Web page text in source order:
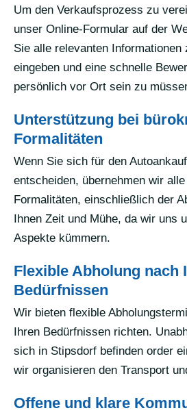
Um den Verkaufsprozess zu
unser Online-Formular auf der
Sie alle relevanten Informationen
eingeben und eine schnelle
persönlich vor Ort sein zu
Unterstützung bei
Formalitäten
Wenn Sie sich für den
entscheiden, übernehmen wir
Formalitäten, einschließlich der
Ihnen Zeit und Mühe, da wir uns
Aspekte kümmern.
Flexible Abholung nach
Bedürfnissen
Wir bieten flexible
Ihren Bedürfnissen richten.
sich in Stipsdorf befinden order
wir organisieren den Transport
Offene und klare